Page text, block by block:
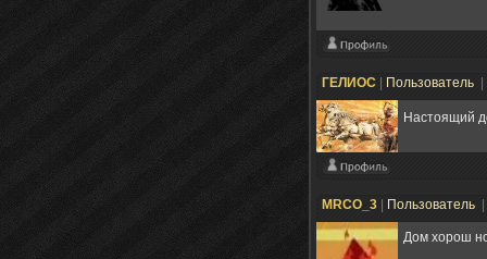
ГЕЛИОС Пользователь
Настоящий
MRCO_3 Пользователь
Дом хорош